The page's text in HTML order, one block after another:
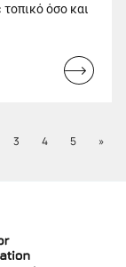
όσο και
Read
Page
3 Page
4 Page
5 »Next